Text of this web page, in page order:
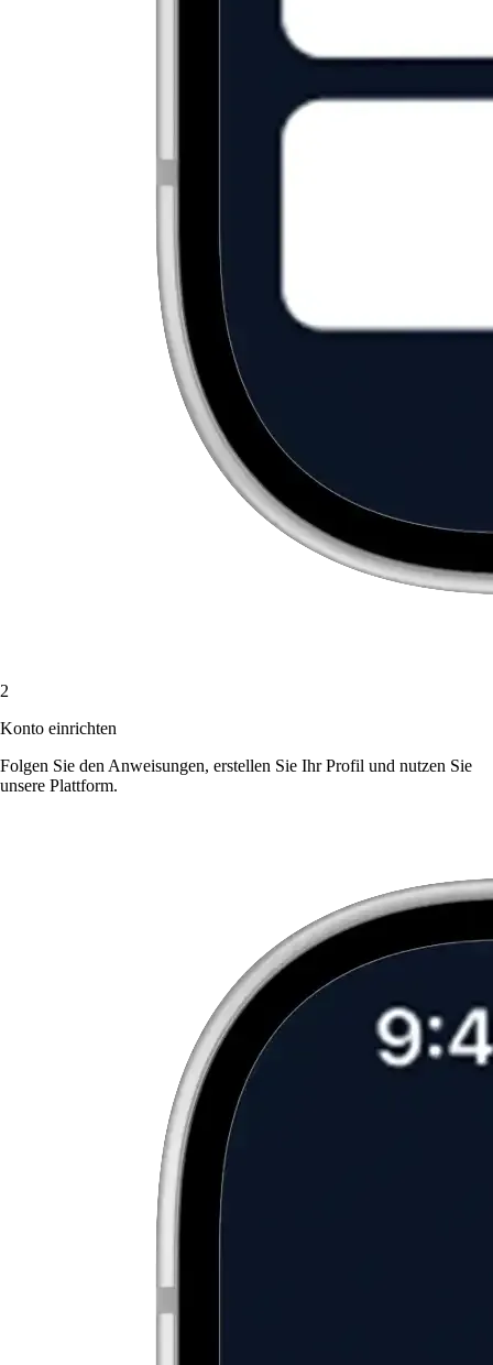
2
Konto einrichten
Folgen Sie den Anweisungen, erstellen Sie Ihr Profil und nutzen Sie
unsere Plattform.